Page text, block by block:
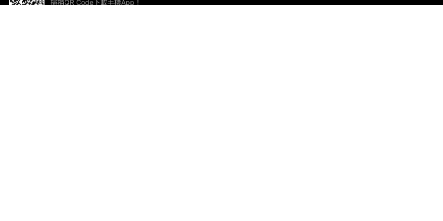
掃描QR Code下載手機App！